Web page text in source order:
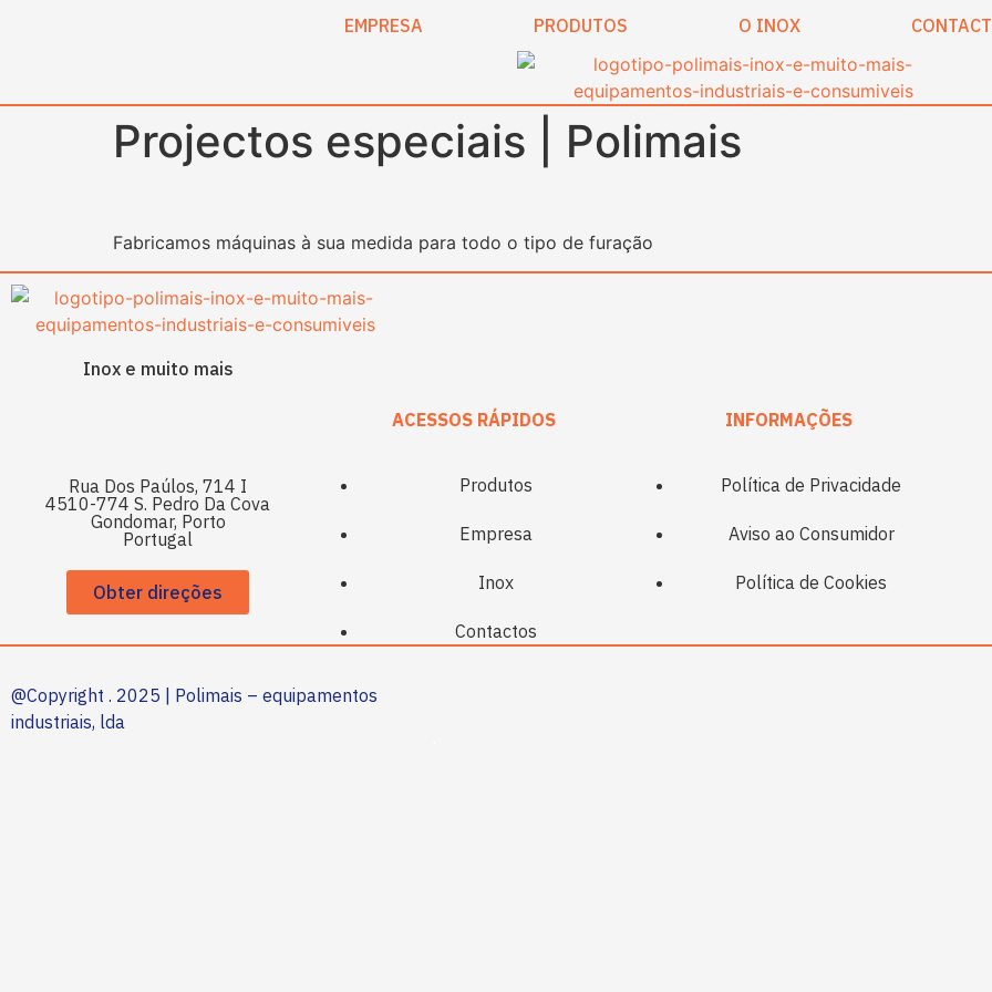
EMPRESA PRODUTOS O INOX
Projectos especiais | Polimais
Fabricamos máquinas à sua medida para todo o tipo de furação
Inox e muito mais
Rua Dos Paúlos, 714 I
4510-774 S. Pedro Da Cova
Gondomar, Porto
Portugal
Obter direções
ACESSOS RÁPIDOS
Produtos
Empresa
Inox
Contactos
INFORMAÇÕES
Política de Privacidade
Aviso ao Consumidor
Política de Cookies
@Copyright . 2025 | Polimais – equipamentos
industriais, lda